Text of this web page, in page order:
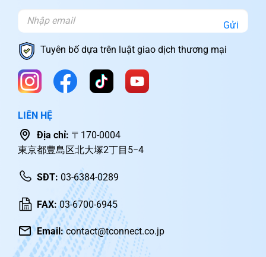
Gửi
Tuyên bố dựa trên luật giao dịch thương mại
LIÊN HỆ
Địa chỉ: 〒170-0004
東京都豊島区北大塚2丁目5−4
SĐT: 03-6384-0289
FAX:03-6700-6945
Email: contact@tconnect.co.jp